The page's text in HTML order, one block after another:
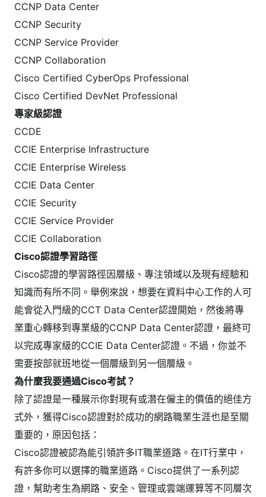
CCNP Data Center
CCNP Security
CCNP Service Provider
CCNP Collaboration
Cisco Certified CyberOps Professional
Cisco Certified DevNet Professional
專家級認證
CCDE
CCIE Enterprise Infrastructure
CCIE Enterprise Wireless
CCIE Data Center
CCIE Security
CCIE Service Provider
CCIE Collaboration
Cisco認證學習路徑
Cisco認證的學習路徑因層級、專注領域以及現有經驗和
知識而有所不同。舉例來說，想要在資料中心工作的人可
能會從入門級的CCT Data Center認證開始，然後將專
業重心轉移到專業級的CCNP Data Center認證，最終可
以完成專家級的CCIE Data Center認證。不過，你並不
需要按部就班地從一個層級到另一個層級。
為什麼我要通過Cisco考試？
除了認證是一種展示你對現有或潛在僱主的價值的絕佳方
式外，獲得Cisco認證對於成功的網路職業生涯也是至關
重要的，原因包括：
Cisco認證被認為能引領許多IT職業道路。在IT行業中，
有許多你可以選擇的職業道路。Cisco提供了一系列認
證，幫助考生為網路、安全、管理或雲端運算等不同層次